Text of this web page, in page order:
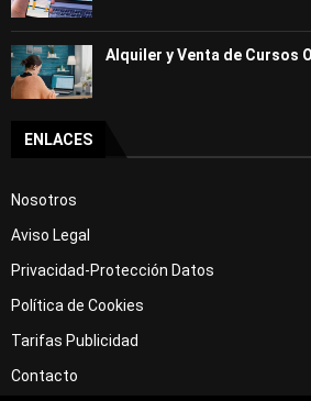
Alquiler y Venta de Cursos
ENLACES
Nosotros
Aviso Legal
Privacidad-Protección Datos
Política de Cookies
Tarifas Publicidad
Contacto